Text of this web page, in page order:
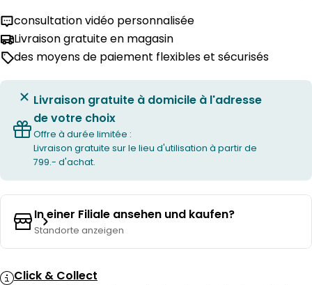
consultation vidéo personnalisée
Livraison gratuite en magasin
des moyens de paiement flexibles et sécurisés
Livraison gratuite à domicile à l'adresse
de votre choix
Offre à durée limitée :
Livraison gratuite sur le lieu d'utilisation à partir de
799.- d'achat.
In einer Filiale ansehen und kaufen?
Standorte anzeigen
Click & Collect